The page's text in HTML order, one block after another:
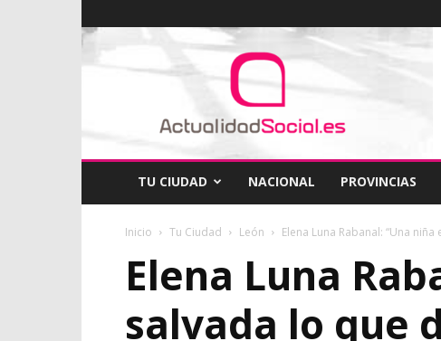
ActualidadSocial
TU CIUDAD NACIONAL PROVINCIAS
Inicio Tu Ciudad León Elena Luna Rabanal: “Una
Elena Luna
salvada lo que